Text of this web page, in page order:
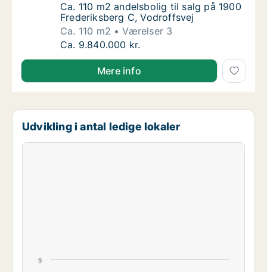
Ca. 110 m2 andelsbolig til salg på 1900
Ca. 110 m2 andelsbolig til salg på 1900
Frederiksberg C, Vodroffsvej
Ca. 110 m2
Værelser 3
Ca. 110 m2 andelsbolig til salg på 1900
Ca. 9.840.000 kr.
Mere info
Udvikling i antal ledige lokaler
9